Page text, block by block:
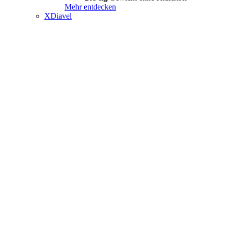
Mehr entdecken
XDiavel